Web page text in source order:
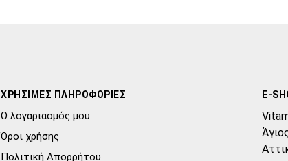
ΧΡΗΣΙΜΕΣ ΠΛΗΡΟΦΟΡΙΕΣ
Ο λογαριασμός μου
Όροι χρήσης
Πολιτική Απορρήτου
E-